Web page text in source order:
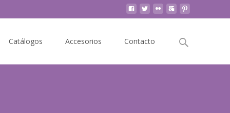
Catálogos Accesorios Contacto
Buscar
por: